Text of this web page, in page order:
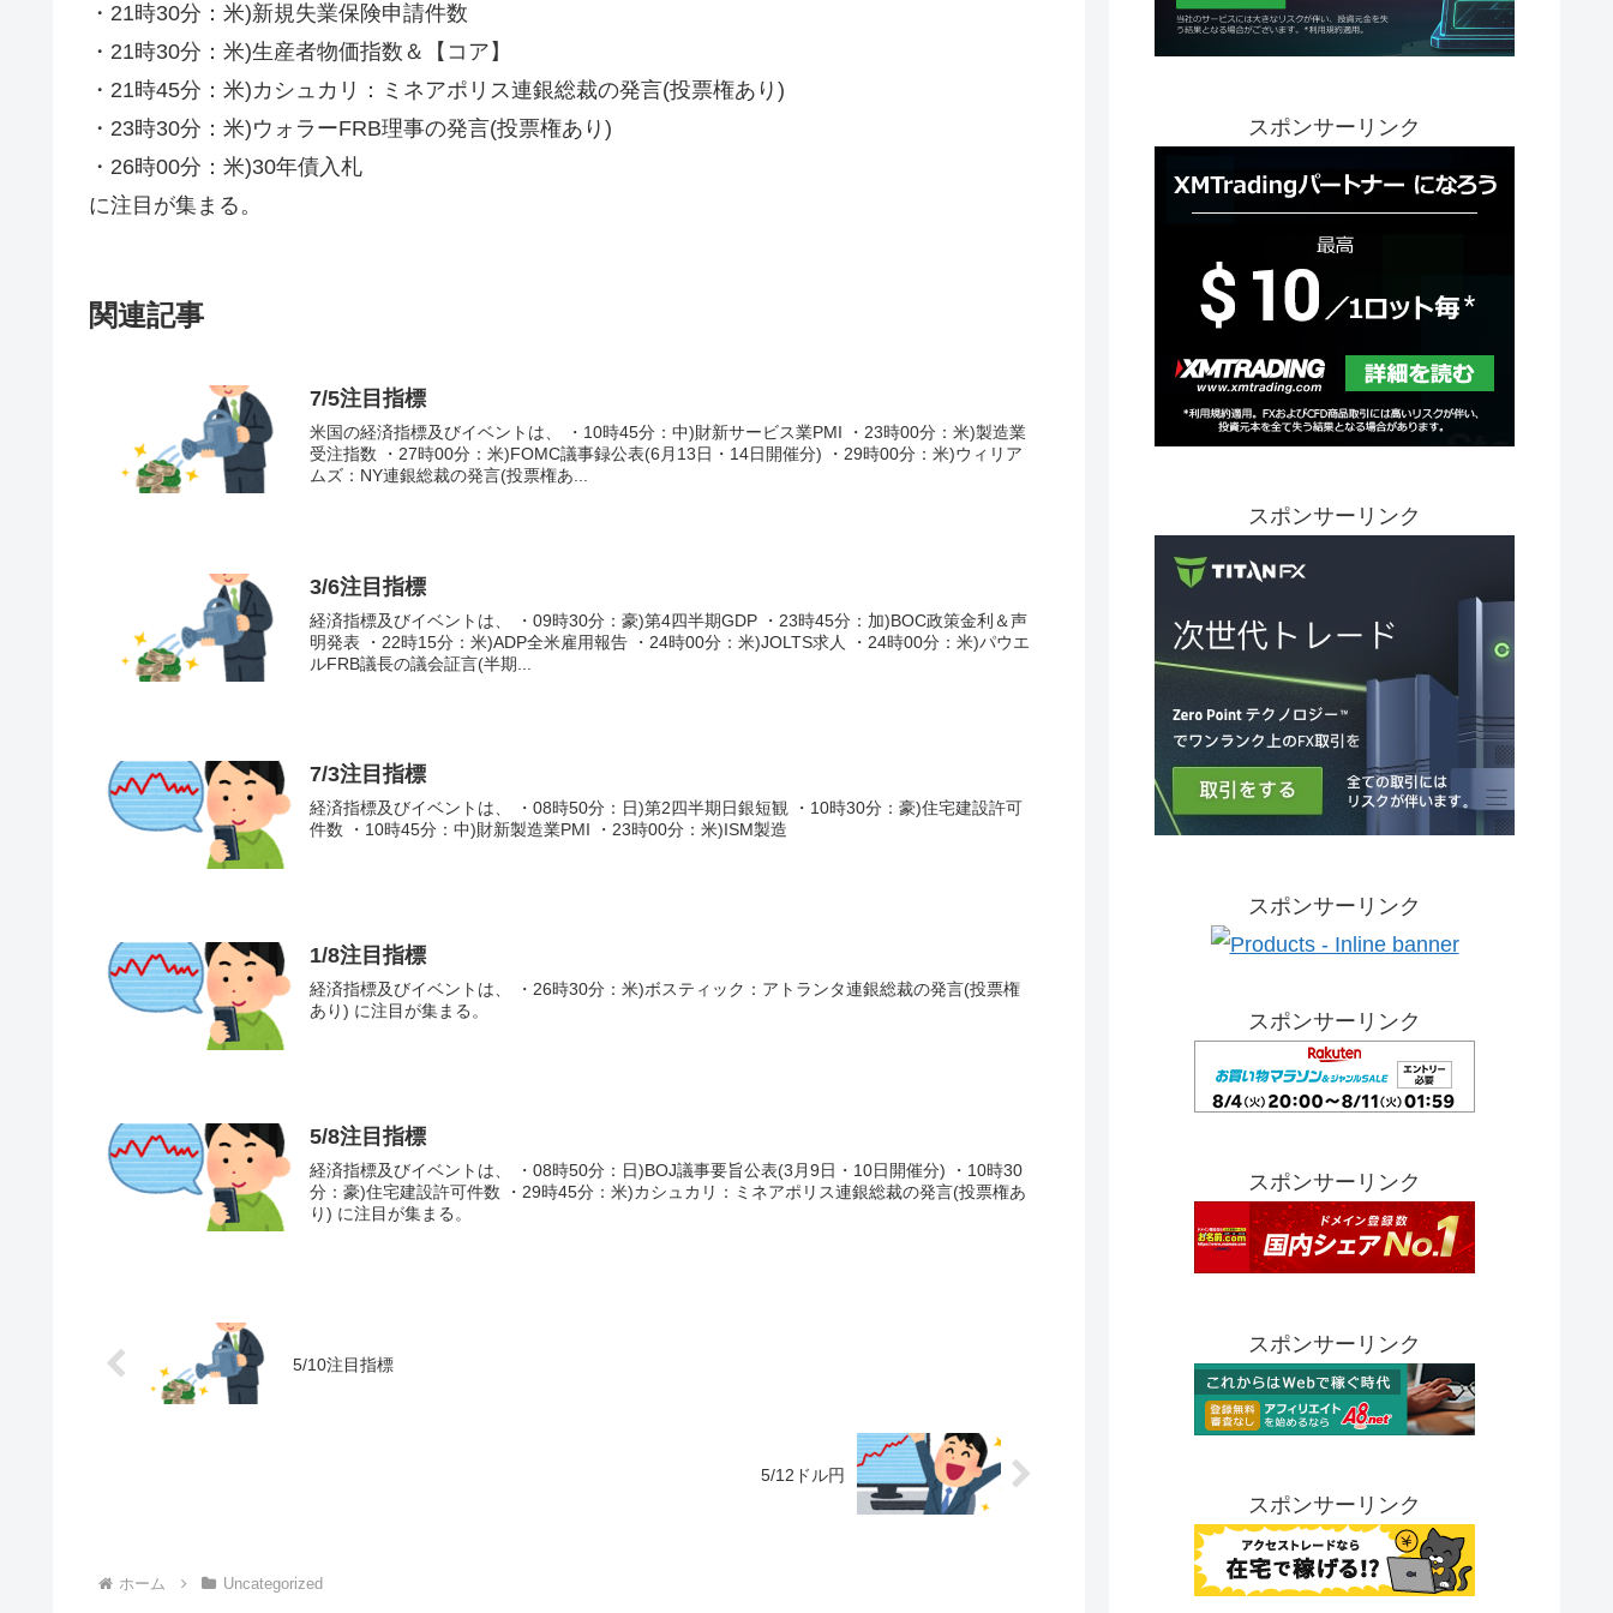
・21時30分：米)新規失業保険申請件数
・21時30分：米)生産者物価指数＆【コア】
・21時45分：米)カシュカリ：ミネアポリス連銀総裁の発言(投票権あり)
・23時30分：米)ウォラーFRB理事の発言(投票権あり)
・26時00分：米)30年債入札
に注目が集まる。
関連記事
7/5注目指標
米国の経済指標及びイベントは、 ・10時45分：中)財新サービス業PMI ・23時00分：米)製造業
受注指数 ・27時00分：米)FOMC議事録公表(6月13日・14日開催分) ・29時00分：米)ウィリア
ムズ：NY連銀総裁の発言(投票権あ...
3/6注目指標
経済指標及びイベントは、 ・09時30分：豪)第4四半期GDP ・23時45分：加)BOC政策金利＆声
明発表 ・22時15分：米)ADP全米雇用報告 ・24時00分：米)JOLTS求人 ・24時00分：米)パウエ
ルFRB議長の議会証言(半期...
7/3注目指標
経済指標及びイベントは、 ・08時50分：日)第2四半期日銀短観 ・10時30分：豪)住宅建設許可
件数 ・10時45分：中)財新製造業PMI ・23時00分：米)ISM製造
1/8注目指標
経済指標及びイベントは、 ・26時30分：米)ボスティック：アトランタ連銀総裁の発言(投票権
あり) に注目が集まる。
5/8注目指標
経済指標及びイベントは、 ・08時50分：日)BOJ議事要旨公表(3月9日・10日開催分) ・10時30
分：豪)住宅建設許可件数 ・29時45分：米)カシュカリ：ミネアポリス連銀総裁の発言(投票権あ
り) に注目が集まる。
5/10注目指標
5/12ドル円
ホーム Uncategorized
スポンサーリンク
スポンサーリンク
スポンサーリンク
スポンサーリンク
スポンサーリンク
スポンサーリンク
スポンサーリンク